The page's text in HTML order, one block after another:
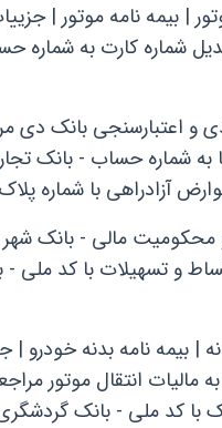
| بیمه نامه موتور |
شماره کارت به شماره
و اعتبارسنجی بانک دی
به شماره حساب - بانک
آزادراهی با شماره
محکومیت مالی - بانک
و تسهیلات با کد
| بیمه نامه بدنه خودرو |
مالیات انتقال موتور
با کد ملی - بانک